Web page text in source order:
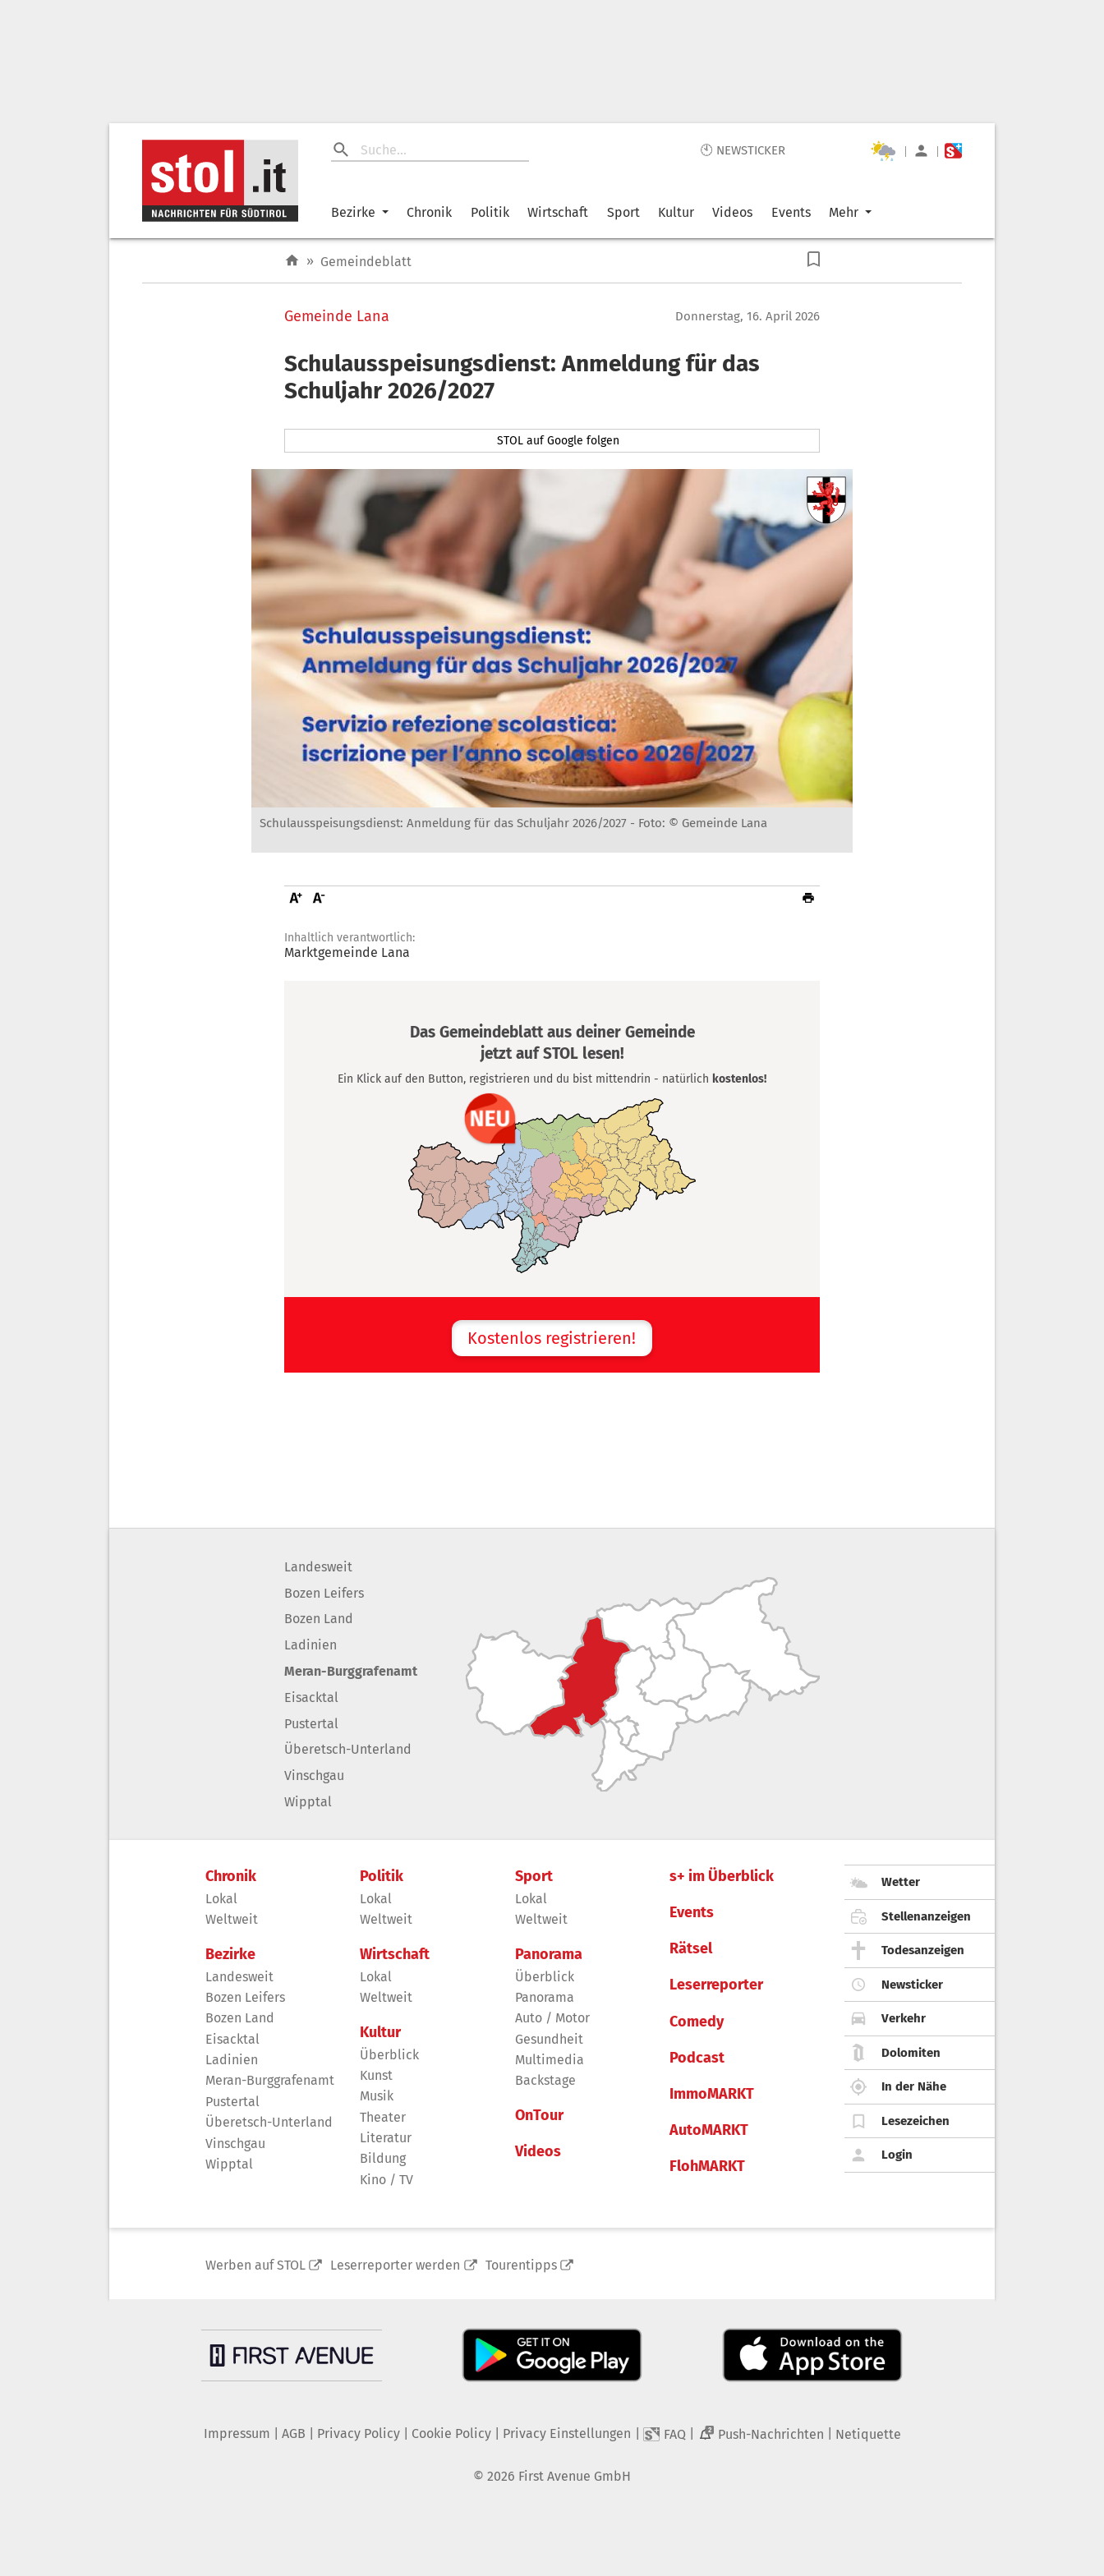
🕙 NEWSTICKER | |
Bezirke Chronik Politik Wirtschaft Sport Kultur Videos Events Mehr
» Gemeindeblatt
Gemeinde Lana Donnerstag, 16. April 2026
Schulausspeisungsdienst: Anmeldung für das
Schuljahr 2026/2027
STOL auf Google folgen
Schulausspeisungsdienst: Anmeldung für das Schuljahr 2026/2027 - Foto: © Gemeinde Lana
Inhaltlich verantwortlich:
Marktgemeinde Lana
Das Gemeindeblatt aus deiner Gemeinde
jetzt auf STOL lesen!
Ein Klick auf den Button, registrieren und du bist mittendrin - natürlich kostenlos!
Kostenlos registrieren!
Landesweit
Bozen Leifers
Bozen Land
Ladinien
Meran-Burggrafenamt
Eisacktal
Pustertal
Überetsch-Unterland
Vinschgau
Wipptal
Chronik
Lokal
Weltweit
Bezirke
Landesweit
Bozen Leifers
Bozen Land
Eisacktal
Ladinien
Meran-Burggrafenamt
Pustertal
Überetsch-Unterland
Vinschgau
Wipptal
Politik
Lokal
Weltweit
Wirtschaft
Lokal
Weltweit
Kultur
Überblick
Kunst
Musik
Theater
Literatur
Bildung
Kino / TV
Sport
Lokal
Weltweit
Panorama
Überblick
Panorama
Auto / Motor
Gesundheit
Multimedia
Backstage
OnTour
Videos
s+ im Überblick
Events
Rätsel
Leserreporter
Comedy
Podcast
ImmoMARKT
AutoMARKT
FlohMARKT
Wetter
Stellenanzeigen
Todesanzeigen
Newsticker
Verkehr
Dolomiten
In der Nähe
Lesezeichen
Login
Werben auf STOL Leserreporter werden Tourentipps
Impressum AGB Privacy Policy| Cookie Policy| Privacy Einstellungen FAQ 2 Push-Nachrichten Netiquette
© 2026 First Avenue GmbH